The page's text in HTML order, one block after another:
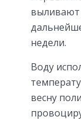
выливают
недели.
Воду
весну